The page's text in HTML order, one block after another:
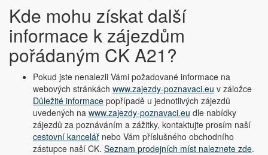
Kde mohu získat další
informace k zájezdům
pořádaným CK A21?
Pokud jste nenalezli Vámi požadované informace na
webových stránkách www.zajezdy-poznavaci.eu v záložce
Důležité informace popřípadě u jednotlivých zájezdů
uvedených na www.zajezdy-poznavaci.eu dle nabídky
zájezdů za poznáváním a zážitky, kontaktujte prosím naší
cestovní kancelář nebo Vám příslušného obchodního
zástupce naší CK. Seznam prodejních míst naleznete zde.